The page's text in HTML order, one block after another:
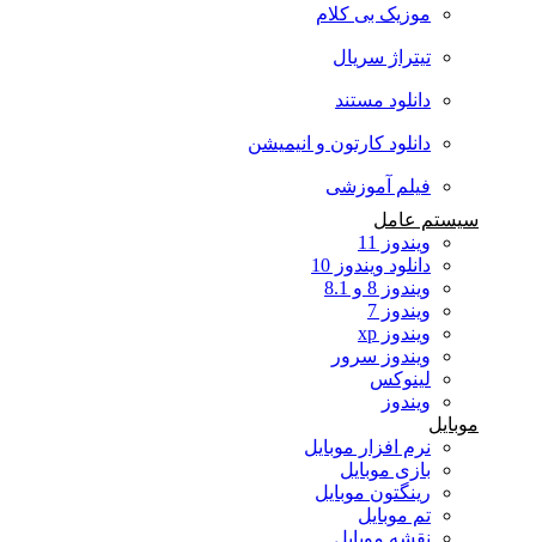
موزیک بی کلام
تیتراژ سریال
دانلود مستند
دانلود کارتون و انیمیشن
فیلم آموزشی
سیستم عامل
ویندوز 11
دانلود ویندوز 10
ویندوز 8 و 8.1
ویندوز 7
ویندوز xp
ویندوز سرور
لینوکس
ویندوز
موبایل
نرم افزار موبایل
بازی موبایل
رینگتون موبایل
تم موبایل
نقشه موبایل